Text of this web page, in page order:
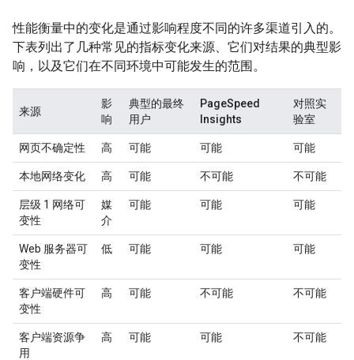
性能衡量中的变化是通过影响程度不同的许多渠道引入的。
下表列出了几种常见的指标变化来源、它们对结果的典型影
响，以及它们在不同环境中可能发生的范围。
来源
影
响
典型的最终
用户
PageSpeed
Insights
对照实
验室
网页不确定性 高 可能 可能 可能
本地网络变化 高 可能 不可能 不可能
层级 1 网络可
变性
媒
介
可能 可能 可能
Web 服务器可
变性
低 可能 可能 可能
客户端硬件可
变性
高 可能 不可能 不可能
客户端资源争
用
高 可能 可能 不可能